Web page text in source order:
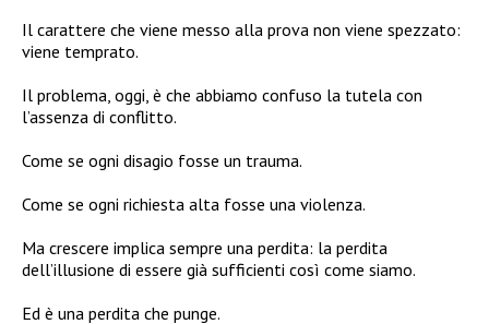
Il carattere che viene messo alla prova non viene spezzato:
viene temprato.
Il problema, oggi, è che abbiamo confuso la tutela con
l’assenza di conflitto.
Come se ogni disagio fosse un trauma.
Come se ogni richiesta alta fosse una violenza.
Ma crescere implica sempre una perdita: la perdita
dell’illusione di essere già sufficienti così come siamo.
Ed è una perdita che punge.